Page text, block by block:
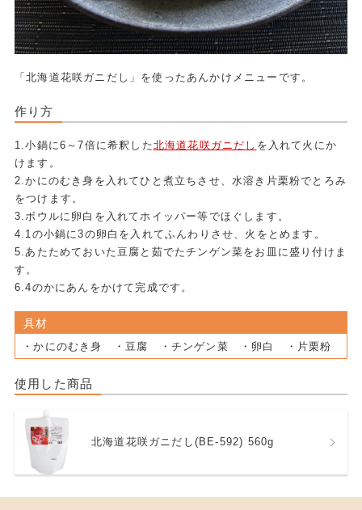
「北海道花咲ガニだし」を使ったあんかけメニューです。
作り方
1.小鍋に6～7倍に希釈した北海道花咲ガニだし を入れて火にか
けます。
2.かにのむき身を入れてひと煮立ちさせ、水溶き片栗粉でとろみ
をつけます。
3.ボウルに卵白を入れてホイッパー等でほぐします。
4.1の小鍋に3の卵白を入れてふんわりさせ、火をとめます。
5.あたためておいた豆腐と茹でたチンゲン菜をお皿に盛り付けま
す。
6.4のかにあんをかけて完成です。
具材
・かにのむき身 ・豆腐 ・チンゲン菜 ・卵白 ・片栗粉
使用した商品
北海道花咲ガニだし(BE-592) 560g